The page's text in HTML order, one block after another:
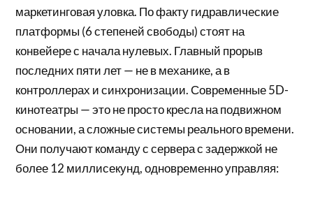
маркетинговая уловка. По факту гидравлические
платформы (6 степеней свободы) стоят на
конвейере с начала нулевых. Главный прорыв
последних пяти лет — не в механике, а в
контроллерах и синхронизации. Современные 5D-
кинотеатры — это не просто кресла на подвижном
основании, а сложные системы реального времени.
Они получают команду с сервера с задержкой не
более 12 миллисекунд, одновременно управляя: